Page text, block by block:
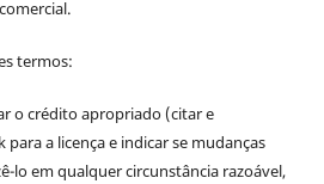
termos:
o crédito apropriado (citar e
a licença e indicar se mudanças
lo em qualquer circunstância razoável,